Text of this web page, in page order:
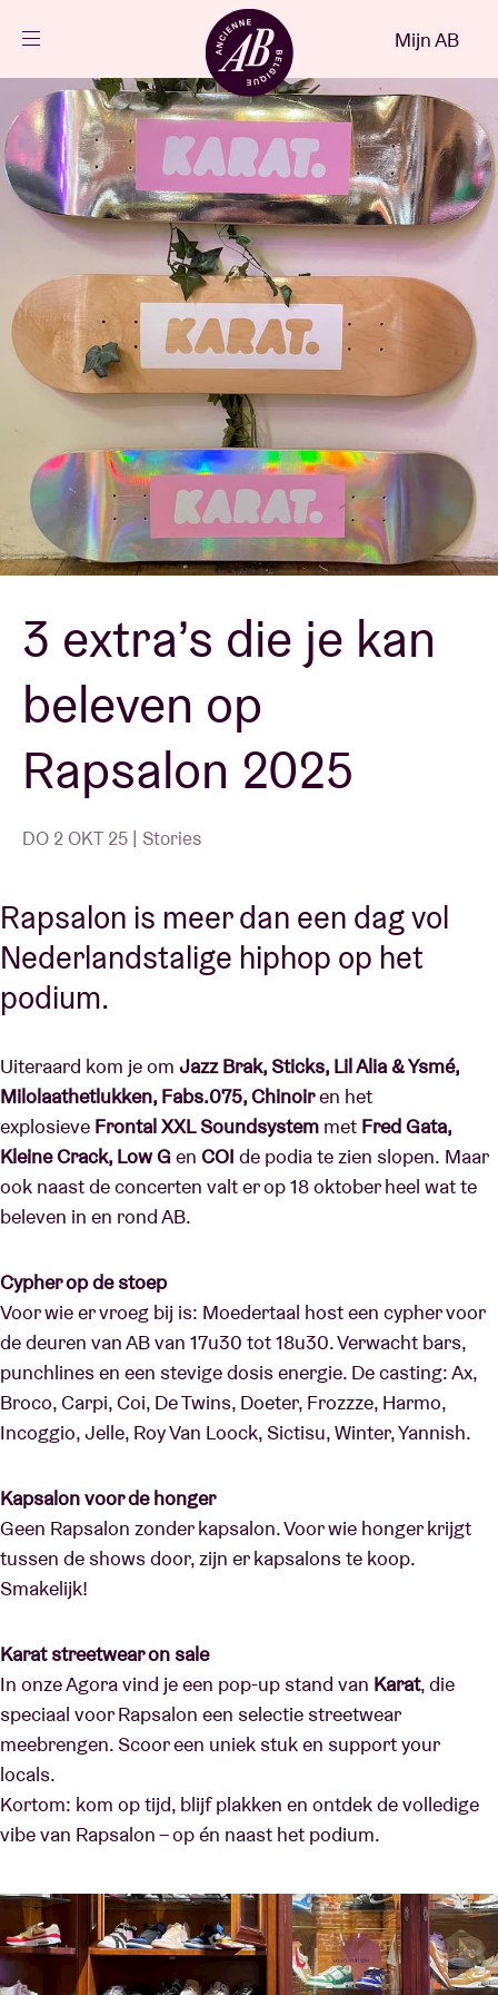
NL
Agenda
Projecten
Nieuws
Bezoekersinfo
AB ❤ you
Zaalhuur
BRDCST
ABtv
Concertcheque
Over AB
Contact
Mijn AB
3 extra’s die je kan
beleven op
Rapsalon 2025
DO 2 OKT 25 | Stories
Rapsalon is meer dan een dag vol
Nederlandstalige hiphop op het
podium.
Uiteraard kom je om Jazz Brak, Sticks, Lil Alia & Ysmé,
Milolaathetlukken, Fabs.075, Chinoiren het
explosieve Frontal XXL Soundsystem met Fred Gata,
Kleine Crack, Low Gen COI de podia te zien slopen. Maar
ook naast de concerten valt er op 18 oktober heel wat te
beleven in en rond AB.
Cypher op de stoep
Voor wie er vroeg bij is: Moedertaal host een cypher voor
de deuren van AB van 17u30 tot 18u30. Verwacht bars,
punchlines en een stevige dosis energie. De casting: Ax,
Broco, Carpi, Coi, De Twins, Doeter, Frozzze, Harmo,
Incoggio, Jelle, Roy Van Loock, Sictisu, Winter, Yannish.
Kapsalon voor de honger
Geen Rapsalon zonder kapsalon. Voor wie honger krijgt
tussen de shows door, zijn er kapsalons te koop.
Smakelijk!
Karat streetwear on sale
In onze Agora vind je een pop-up stand van Karat, die
speciaal voor Rapsalon een selectie streetwear
meebrengen. Scoor een uniek stuk en support your
locals.
Kortom: kom op tijd, blijf plakken en ontdek de volledige
vibe van Rapsalon – op én naast het podium.